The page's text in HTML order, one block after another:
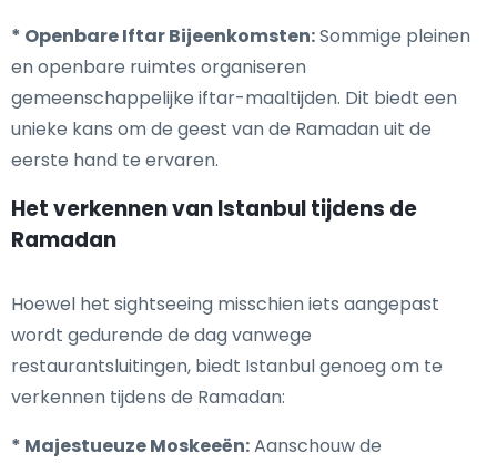
* Openbare Iftar Bijeenkomsten:Sommige pleinen
en openbare ruimtes organiseren
gemeenschappelijke iftar-maaltijden. Dit biedt een
unieke kans om de geest van de Ramadan uit de
eerste hand te ervaren.
Het verkennen van Istanbul tijdens de
Ramadan
Hoewel het sightseeing misschien iets aangepast
wordt gedurende de dag vanwege
restaurantsluitingen, biedt Istanbul genoeg om te
verkennen tijdens de Ramadan:
* Majestueuze Moskeeën:Aanschouw de